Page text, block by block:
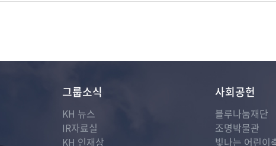
그룹소식
KH 뉴스
IR자료실
KH 인재상
사회공헌
블루나눔재단
조명박물관
빛나는 어린이